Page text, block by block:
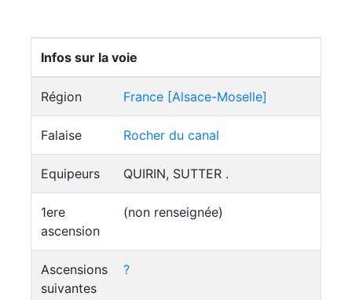
Infos sur la voie
Région France [Alsace-Moselle]
Falaise Rocher du canal
Equipeurs QUIRIN, SUTTER .
1ere
ascension
(non renseignée)
Ascensions
suivantes
?